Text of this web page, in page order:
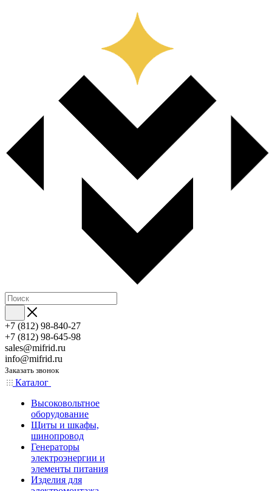
+7 (812) 98-840-27
+7 (812) 98-645-98
sales@mifrid.ru
info@mifrid.ru
Заказать звонок
Каталог
Высоковольтное
оборудование
Щиты и шкафы,
шинопровод
Генераторы
электроэнергии и
элементы питания
Изделия для